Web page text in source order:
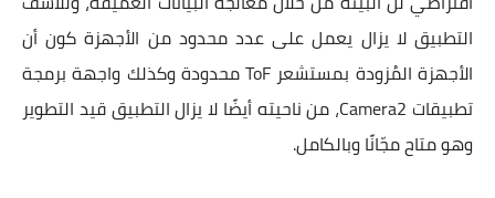
التطبيق لا يزال يعمل على عدد محدود من الأجهزة كون أن
الأجهزة المُزودة بمستشعر ToF محدودة وكذلك واجهة برمجة
تطبيقات Camera2، من ناحيته أيضًا لا يزال التطبيق قيد التطوير
وهو متاح مجّانًا وبالكامل.